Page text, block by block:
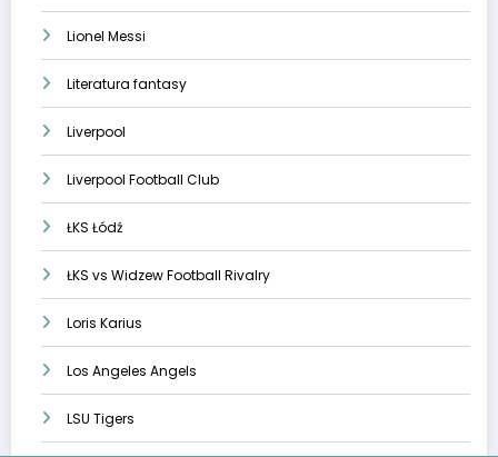
Lionel Messi
Literatura fantasy
Liverpool
Liverpool Football Club
ŁKS Łódź
ŁKS vs Widzew Football Rivalry
Loris Karius
Los Angeles Angels
LSU Tigers